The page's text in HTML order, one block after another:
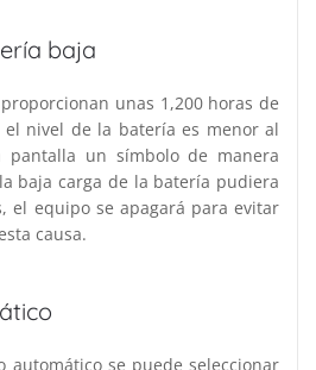
baja
unas 1,200 horas de
el nivel de la batería es menor al
pantalla un símbolo de manera
baja carga de la batería pudiera
el equipo se apagará para evitar
causa.
automático se puede seleccionar